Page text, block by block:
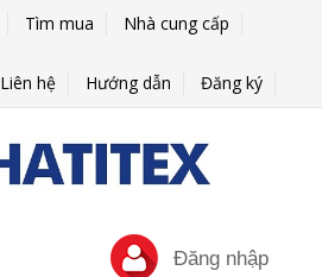
Tìm mua
Nhà cung cấp
Liên hệ Hướng dẫn Đăng ký
Đăng nhập